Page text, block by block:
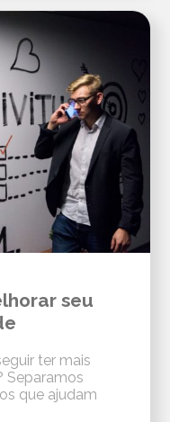
seu
ter mais
Separamos
que ajudam